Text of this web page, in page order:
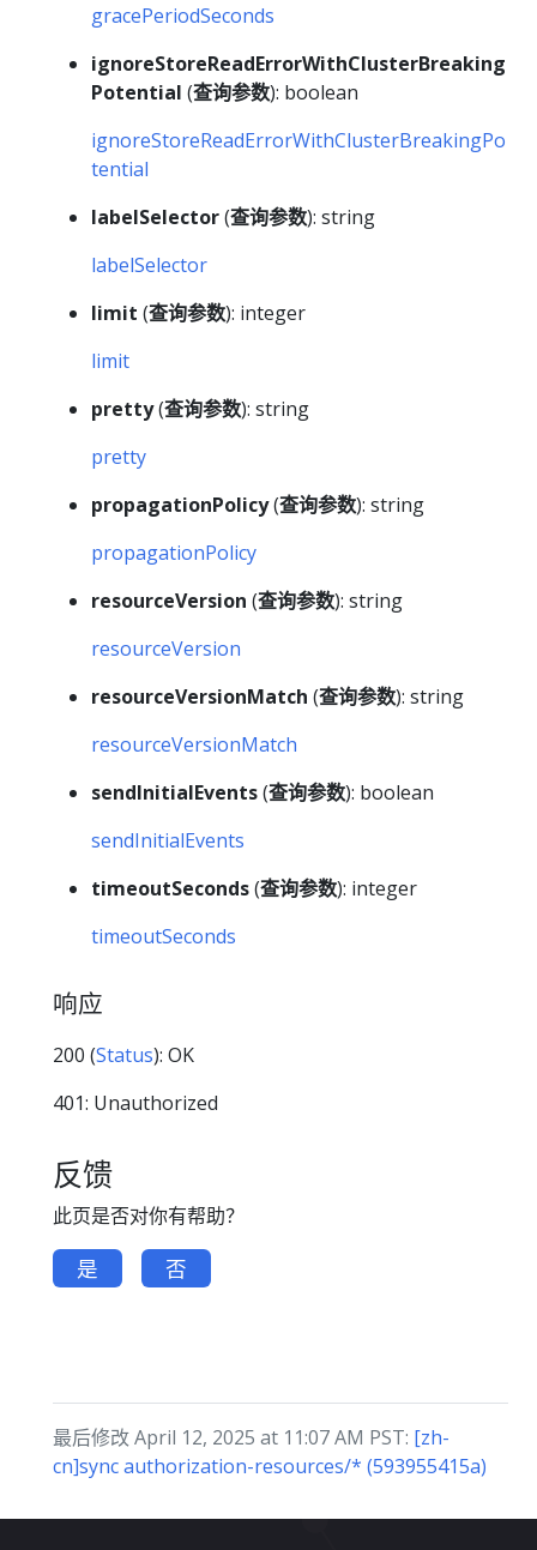
gracePeriodSeconds
ignoreStoreReadErrorWithClusterBreaking
Potential (查询参数): boolean
ignoreStoreReadErrorWithClusterBreakingPo
tential
labelSelector(查询参数): string
labelSelector
limit (查询参数): integer
limit
pretty(查询参数): string
pretty
propagationPolicy(查询参数): string
propagationPolicy
resourceVersion (查询参数): string
resourceVersion
resourceVersionMatch (查询参数): string
resourceVersionMatch
sendInitialEvents(查询参数): boolean
sendInitialEvents
timeoutSeconds(查询参数): integer
timeoutSeconds
响应
200 (Status): OK
401: Unauthorized
反馈
此页是否对你有帮助？
是 否
最后修改 April 12, 2025 at 11:07 AM PST: [zh-
cn]sync authorization-resources/* (593955415a)